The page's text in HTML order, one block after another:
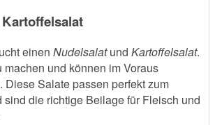
einen Nudelsalatund Kartoffelsalat.
und können im Voraus
Diese Salate passen perfekt zum
sind die richtige Beilage für Fleisch und